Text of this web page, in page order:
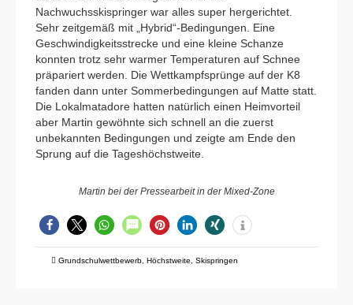
Nachwuchsskispringer war alles super hergerichtet.
Sehr zeitgemäß mit „Hybrid“-Bedingungen. Eine
Geschwindigkeitsstrecke und eine kleine Schanze
konnten trotz sehr warmer Temperaturen auf Schnee
präpariert werden. Die Wettkampfsprünge auf der K8
fanden dann unter Sommerbedingungen auf Matte statt.
Die Lokalmatadore hatten natürlich einen Heimvorteil
aber Martin gewöhnte sich schnell an die zuerst
unbekannten Bedingungen und zeigte am Ende den
Sprung auf die Tageshöchstweite.
Martin bei der Pressearbeit in der Mixed-Zone
Grundschulwettbewerb Höchstweite Skispringen